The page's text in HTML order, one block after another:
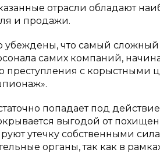
отрасли обладают
и продажи.
убеждены, что самый
самих компаний,
преступления с корыстными
попадает под
выгодой от
утечку собственными
органы, так как в